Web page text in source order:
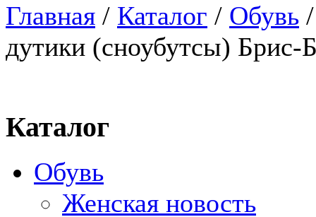
Главная / Каталог / Обувь
дутики (сноубутсы) Брис-
Каталог
Обувь
Женская новость